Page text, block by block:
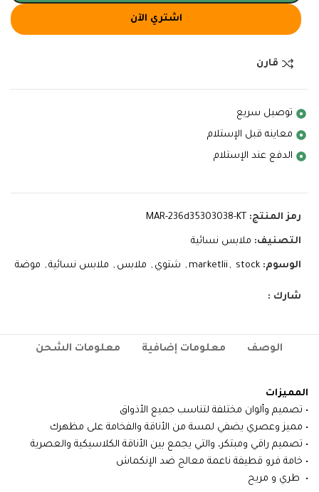
اشتري الآن
قارن
توصيل سريع
معاينه قبل الإستلام
الدفع عند الإستلام
رمز المنتج: MAR-236d35303038-KT
التصنيف: ملابس نسائية
الوسوم: marketlii , stock
, شتوي , ملابس , ملابس نسائية , موضة
شارك :
الوصف معلومات إضافية معلومات الشحن
المميزات
• تصميم وألوان مختلفة لتناسب جميع الأذواق
• مميز وعصري يضفي لمسة من الأناقة والفخامة على مظهرك
• تصميم راقي ومبتكر، والتي يجمع بين الأناقة الكلاسيكية والعصرية
• خامة فرو قطيفة ناعمة معالج ضد الإنكماش
• طري و مريح